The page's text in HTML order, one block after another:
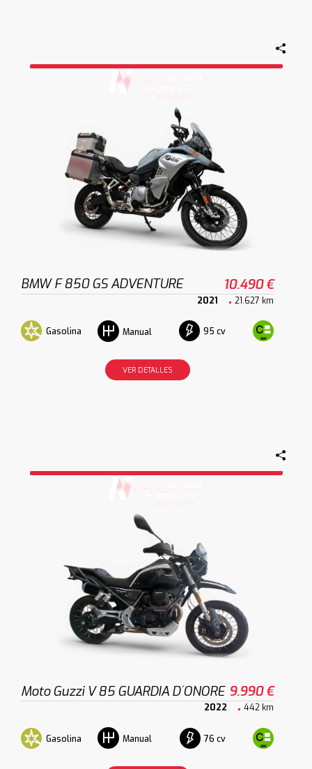
BMW F 850 GS ADVENTURE 10.490 €
2021 21.627 km
Gasolina Manual 95 cv
VER DETALLES
Moto Guzzi V 85 GUARDIA D´ONORE 9.990 €
2022 442 km
Gasolina Manual 76 cv